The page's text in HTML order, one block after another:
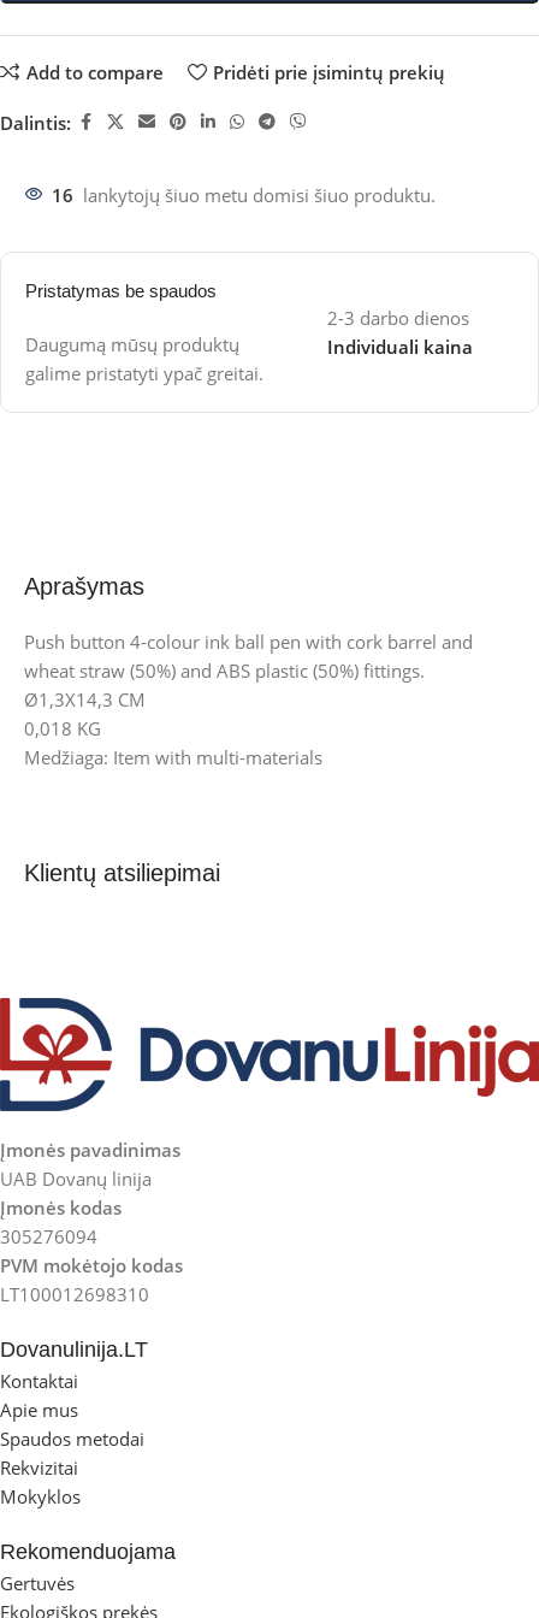
Add to compare Pridėti prie įsimintų prekių
Dalintis:
16 lankytojų šiuo metu domisi šiuo produktu.
Pristatymas be spaudos
Daugumą mūsų produktų
galime pristatyti ypač greitai.
2-3 darbo dienos
Individuali kaina
Aprašymas
Push button 4-colour ink ball pen with cork barrel and
wheat straw (50%) and ABS plastic (50%) fittings.
Ø1,3X14,3 CM
0,018 KG
Medžiaga: Item with multi-materials
Klientų atsiliepimai
Įmonės pavadinimas
UAB Dovanų linija
Įmonės kodas
305276094
PVM mokėtojo kodas
LT100012698310
Dovanulinija.LT
Kontaktai
Apie mus
Spaudos metodai
Rekvizitai
Mokyklos
Rekomenduojama
Gertuvės
Ekologiškos prekės